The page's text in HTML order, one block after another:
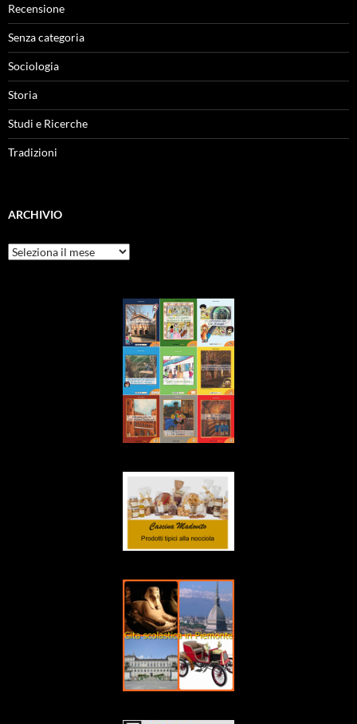
Recensione
Senza categoria
Sociologia
Storia
Studi e Ricerche
Tradizioni
ARCHIVIO
Archivio